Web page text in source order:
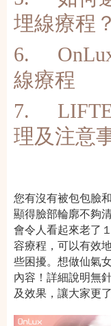
埋線療程？
6.
線療程
7.
理及注意
您有沒有被包包臉
顯得臉部輪廓不夠
會令人看起來老了
容療程，可以有效
些困擾。想做仙氣
內容！詳細說明無
及效果，讓大家更